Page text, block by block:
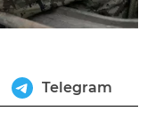
Telegram